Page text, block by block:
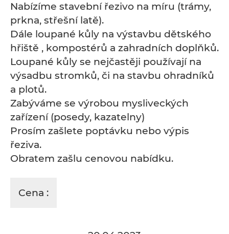
Nabízíme stavební řezivo na míru (trámy,
prkna, střešní latě).
Dále loupané kůly na výstavbu dětského
hřiště , kompostérů a zahradních doplňků.
Loupané kůly se nejčastěji používají na
výsadbu stromků, či na stavbu ohradníků
a plotů.
Zabýváme se výrobou mysliveckých
zařízení (posedy, kazatelny)
Prosím zašlete poptávku nebo výpis
řeziva.
Obratem zašlu cenovou nabídku.
Cena :